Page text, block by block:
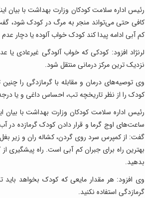
رئیس اداره سلامت کودکان وزارت بهداشت با
کافی حتی می‌تواند منجر به مرگ در کودک شود،
کم آبی ادامه پیدا کند کودک خواب آلوده یا دچار
لرنژاد افزود: کودکی که خواب آلودگی غیرعادی
نزدیک ترین مرکز درمانی منتقل شود.
وی توصیه‌های درمان و مقابله با گرمازدگی را
کودک را از نظر تاریخچه تب، احساس داغی و یا درجه حرارت زیر بغل بالای
رئیس اداره سلامت کودکان وزارت بهداشت با بیان
ساعت‌های اوج گرما و قرار دادن کودک گرمازده در
گفت: از کمپرس سرد روی گردن، کشاله ران و زیر
بدهید.
وی افزود: هر مقدار مایعی که کودک بخواهد باید
گرمازدگی استفاده نکنید.